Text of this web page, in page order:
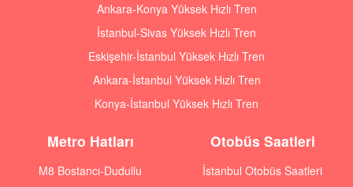
Ankara-Konya Yüksek Hızlı Tren
İstanbul-Sivas Yüksek Hızlı Tren
Eskişehir-İstanbul Yüksek Hızlı Tren
Ankara-İstanbul Yüksek Hızlı Tren
Konya-İstanbul Yüksek Hızlı Tren
Metro Hatları
M8 Bostancı-Dudullu
Otobüs Saatleri
İstanbul Otobüs Saatleri